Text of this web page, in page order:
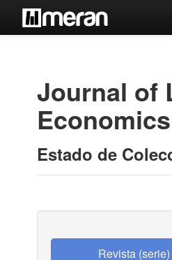
Estantes Virtuales
Contacto
Journal of
Economics
Estado de